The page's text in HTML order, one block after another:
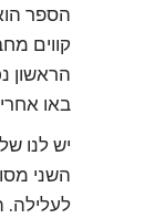
קווים
הראשון
באו
יש לנו
השני
לעלילה.